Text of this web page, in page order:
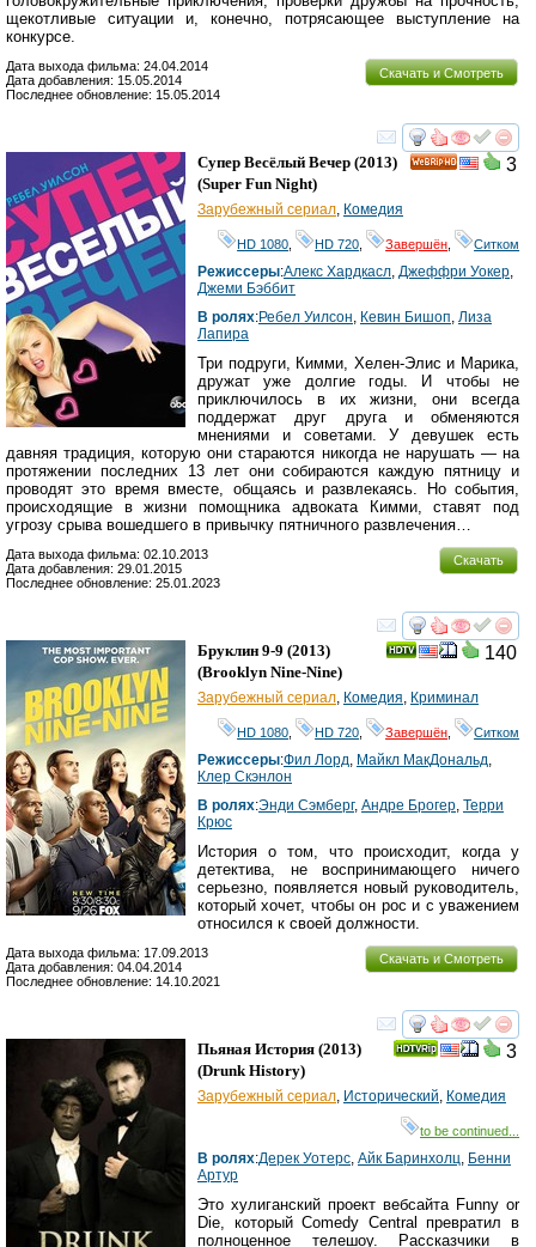
щекотливые ситуации и, конечно, потрясающее выступление на
конкурсе.
Скачать и Смотреть
Дата выхода фильма: 24.04.2014
Дата добавления: 15.05.2014
Последнее обновление: 15.05.2014
смотреть
3
Супер Весёлый Вечер (2013)
(Super Fun Night)
Зарубежный сериал, Комедия
HD 1080 HD 720 Завершён Ситком
Режиссеры:Алекс Хардкасл, Джеффри Уокер,
Джеми Бэббит
В ролях:Ребел Уилсон, Кевин Бишоп, Лиза
Лапира
Три подруги, Кимми, Хелен-Элис и Марика,
дружат уже долгие годы. И чтобы не
приключилось в их жизни, они всегда
поддержат друг друга и обменяются
мнениями и советами. У девушек есть
давняя традиция, которую они стараются никогда не нарушать — на
протяжении последних 13 лет они собираются каждую пятницу и
проводят это время вместе, общаясь и развлекаясь. Но события,
происходящие в жизни помощника адвоката Кимми, ставят под
угрозу срыва вошедшего в привычку пятничного развлечения…
Скачать
Дата выхода фильма: 02.10.2013
Дата добавления: 29.01.2015
Последнее обновление: 25.01.2023
смотреть
140
Бруклин 9-9 (2013)
(Brooklyn Nine-Nine)
Зарубежный сериал, Комедия, Криминал
HD 1080 HD 720 Завершён Ситком
Режиссеры:Фил Лорд, Майкл МакДональд,
Клер Скэнлон
В ролях:Энди Сэмберг, Андре Брогер, Терри
Крюс
История о том, что происходит, когда у
детектива, не воспринимающего ничего
серьезно, появляется новый руководитель,
который хочет, чтобы он рос и с уважением
относился к своей должности.
Скачать и Смотреть
Дата выхода фильма: 17.09.2013
Дата добавления: 04.04.2014
Последнее обновление: 14.10.2021
смотреть
3
Пьяная История (2013)
(Drunk History)
Зарубежный сериал Исторический Комедия
to be continued...
В ролях:Дерек Уотерс Айк Баринхолц Бенни
Артур
Это хулиганский проект вебсайта Funny or
Die, который Comedy Central превратил в
полноценное телешоу. Рассказчики в